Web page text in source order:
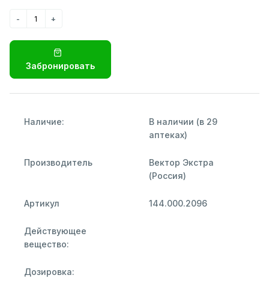
Забронировать
Наличие:
В наличии (в 29
аптеках)
Производитель
Вектор Экстра
(Россия)
Артикул 144.000.2096
Действующее
вещество:
Дозировка: